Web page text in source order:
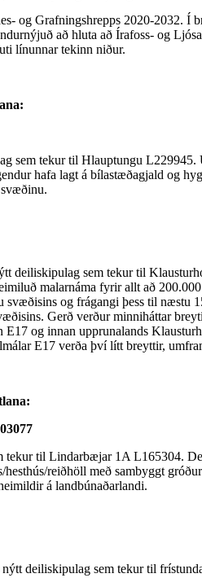
og Grafningshrepps 2020-2032. Í
að hluta að Írafoss- og
línunnar tekinn niður.
sem tekur til Hlauptungu
hafa lagt á bílastæðagjald og
deiliskipulag sem tekur til
malarnáma fyrir allt að
og frágangi þess til næstu
Gerð verður minniháttar
og innan upprunalands
E17 verða því lítt breyttir,
til Lindarbæjar 1A L165304.
reiðhöll með sambyggt
á landbúnaðarlandi.
deiliskipulag sem tekur til